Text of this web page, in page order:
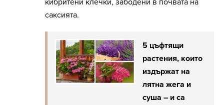
кибритени клечки, забодени в почвата на
саксията.
5 цъфтящи
растения, които
издържат на
лятна жега и
суша – и са